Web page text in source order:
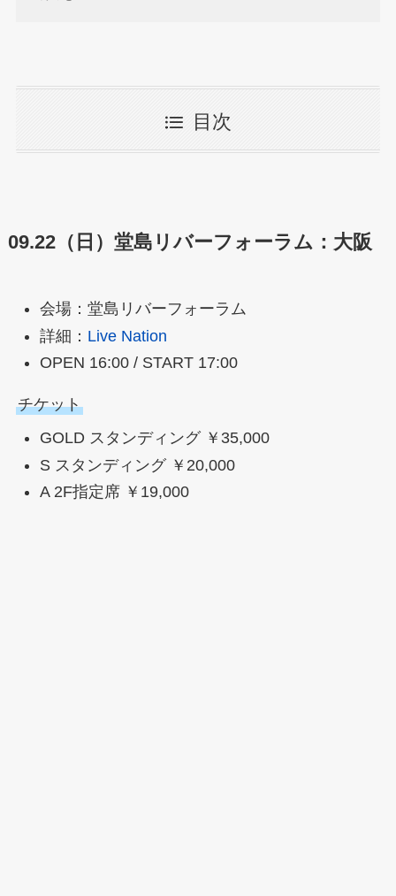
目次
09.22（日）堂島リバーフォーラム：大阪
会場：堂島リバーフォーラム
詳細： Live Nation
OPEN 16:00 / START 17:00
チケット
GOLD スタンディング ￥35,000
S スタンディング ￥20,000
A 2F指定席 ￥19,000